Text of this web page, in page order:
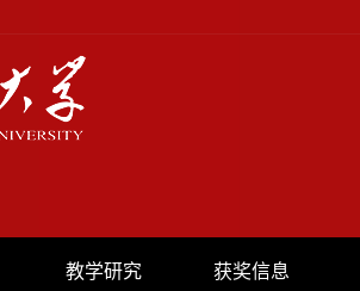
教学研究 获奖信息